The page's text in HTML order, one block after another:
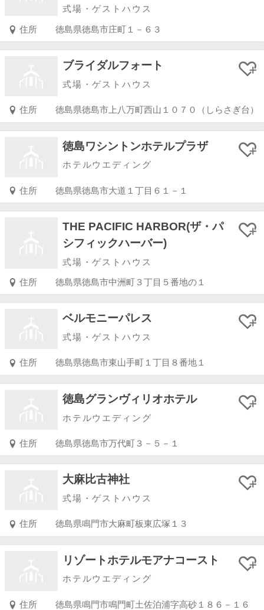
式場・ゲストハウス
住所 徳島県徳島市庄町１－６３
ブライダルフォート
式場・ゲストハウス
住所 徳島県徳島市上八万町西山１０７０（しらさぎ台）
徳島ワシントンホテルプラザ
ホテルウエディング
住所 徳島県徳島市大道１丁目６１－１
THE PACIFIC HARBOR(ザ・パ
シフィックハーバー)
式場・ゲストハウス
住所 徳島県徳島市中洲町３丁目５番地の１
ベルモニーパレス
式場・ゲストハウス
住所 徳島県徳島市東山手町１丁目８番地１
徳島グランヴィリオホテル
ホテルウエディング
住所 徳島県徳島市万代町３－５－１
大麻比古神社
式場・ゲストハウス
住所 徳島県鳴門市大麻町板東広塚１３
リゾートホテルモアナコースト
ホテルウエディング
住所 徳島県鳴門市鳴門町土佐泊浦字高砂１８６－１６